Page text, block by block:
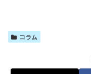
コラム